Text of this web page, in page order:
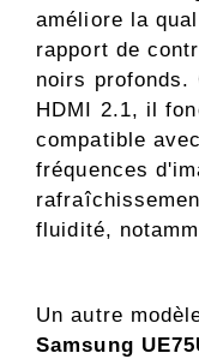
améliore la
rapport de
noirs profonds.
HDMI 2.1, il
compatible
fréquences
fluidité,
Un autre
Samsung